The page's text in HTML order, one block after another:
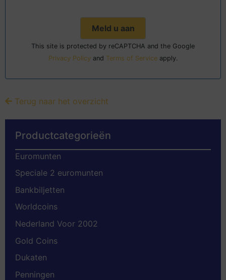
This site is protected by reCAPTCHA and the Google
Privacy Policy and Terms of Service apply.
Terug naar het overzicht
Productcategorieën
Euromunten
Speciale 2 euromunten
Bankbiljetten
Worldcoins
Nederland Voor 2002
Gold Coins
Dukaten
Penningen